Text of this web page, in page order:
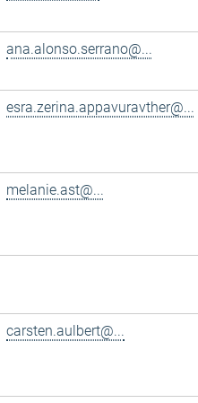
ana.alonso.serrano@...
esra.zerina.appavuravther@...
melanie.ast@...
carsten.aulbert@...